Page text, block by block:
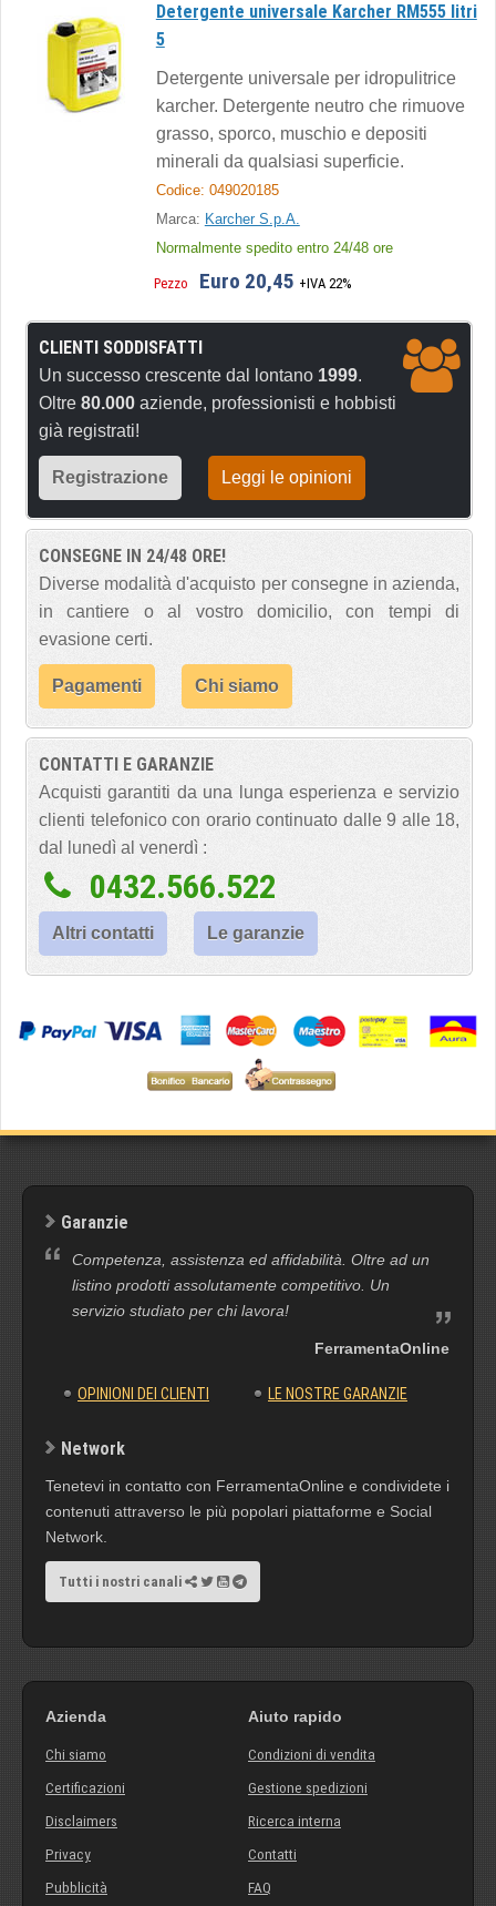
Detergente universale Karcher RM555 litri
5
Detergente universale per idropulitrice
karcher. Detergente neutro che rimuove
grasso, sporco, muschio e depositi
minerali da qualsiasi superficie.
Codice: 049020185
Marca: Karcher S.p.A.
Normalmente spedito entro 24/48 ore
Pezzo Euro 20,45 +IVA 22%
CLIENTI SODDISFATTI
Un successo crescente dal lontano 1999.
Oltre 80.000 aziende, professionisti e hobbisti
già registrati!
Registrazione Leggi le opinioni
CONSEGNE IN 24/48 ORE!
Diverse modalità d'acquisto per consegne in azienda,
in cantiere o al vostro domicilio, con tempi di
evasione certi.
Pagamenti Chi siamo
CONTATTI E GARANZIE
Acquisti garantiti da una lunga esperienza e servizio
clienti telefonico con orario continuato dalle 9 alle 18,
dal lunedì al venerdì :
0432.566.522
Altri contatti Le garanzie
Garanzie
Competenza, assistenza ed affidabilità. Oltre ad un
listino prodotti assolutamente competitivo. Un
servizio studiato per chi lavora!
FerramentaOnline
OPINIONI DEI CLIENTI LE NOSTRE GARANZIE
Network
Tenetevi in contatto con FerramentaOnline e condividete i
contenuti attraverso le più popolari piattaforme e Social
Network.
Tutti i nostri canali
Azienda
Chi siamo
Certificazioni
Disclaimers
Privacy
Pubblicità
Aiuto rapido
Condizioni di vendita
Gestione spedizioni
Ricerca interna
Contatti
FAQ